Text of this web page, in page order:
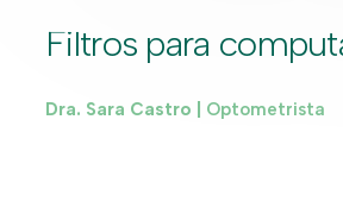
Filtros para
Dra. Sara Castro | Optometrista